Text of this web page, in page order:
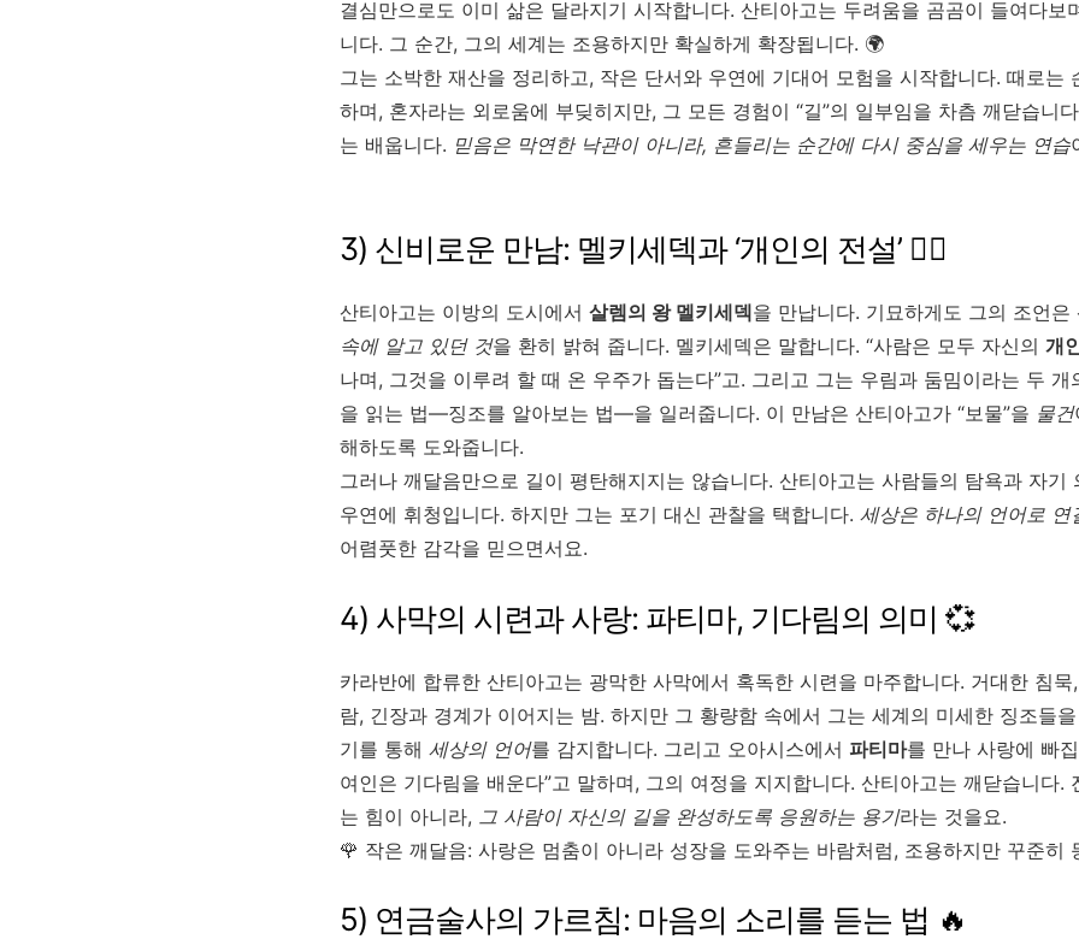
결심만으로도 이미 삶은 달라지기 시작합니다. 산티아고는 두려움을 곰곰이 들여다보
니다. 그 순간, 그의 세계는 조용하지만 확실하게 확장됩니다. 🌍
그는 소박한 재산을 정리하고, 작은 단서와 우연에 기대어 모험을 시작합니다. 때로는
하며, 혼자라는 외로움에 부딪히지만, 그 모든 경험이 “길”의 일부임을 차츰 깨닫습니
는 배웁니다. 믿음은 막연한 낙관이 아니라, 흔들리는 순간에 다시 중심을 세우는 연습
3) 신비로운 만남: 멜키세덱과 ‘개인의 전설’ 🧙‍♂️
산티아고는 이방의 도시에서 살렘의 왕 멜키세덱을 만납니다. 기묘하게도 그의 조언
속에 알고 있던 것을 환히 밝혀 줍니다. 멜키세덱은 말합니다. “사람은 모두 자신의 개
나며, 그것을 이루려 할 때 온 우주가 돕는다”고. 그리고 그는 우림과 둠밈이라는 두
을 읽는 법—징조를 알아보는 법—을 일러줍니다. 이 만남은 산티아고가 “보물”을 물건
해하도록 도와줍니다.
그러나 깨달음만으로 길이 평탄해지지는 않습니다. 산티아고는 사람들의 탐욕과 자기
우연에 휘청입니다. 하지만 그는 포기 대신 관찰을 택합니다. 세상은 하나의 언어로 연
어렴풋한 감각을 믿으면서요.
4) 사막의 시련과 사랑: 파티마, 기다림의 의미 💞
카라반에 합류한 산티아고는 광막한 사막에서 혹독한 시련을 마주합니다. 거대한 침
람, 긴장과 경계가 이어지는 밤. 하지만 그 황량함 속에서 그는 세계의 미세한 징조들
기를 통해 세상의 언어를 감지합니다. 그리고 오아시스에서 파티마를 만나 사랑에 빠
여인은 기다림을 배운다”고 말하며, 그의 여정을 지지합니다. 산티아고는 깨닫습니다.
는 힘이 아니라, 그 사람이 자신의 길을 완성하도록 응원하는 용기라는 것을요.
🌹 작은 깨달음: 사랑은 멈춤이 아니라 성장을 도와주는 바람처럼, 조용하지만 꾸준히
5) 연금술사의 가르침: 마음의 소리를 듣는 법 🔥